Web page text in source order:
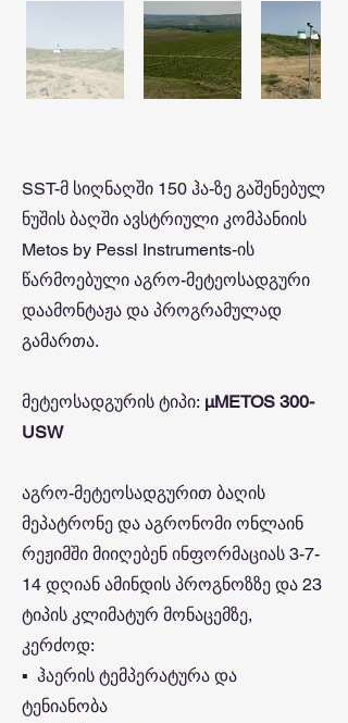
SST-მ სიღნაღში 150 ჰა-ზე გაშენებულ
ნუშის ბაღში ავსტრიული კომპანიის
Metos by Pessl Instruments-ის
წარმოებული აგრო-მეტეოსადგური
დაამონტაჟა და პროგრამულად
გამართა.
მეტეოსადგურის ტიპი: μMETOS 300-
USW
აგრო-მეტეოსადგურით ბაღის
მეპატრონე და აგრონომი ონლაინ
რეჟიმში მიიღებენ ინფორმაციას 3-7-
14 დღიან ამინდის პროგნოზზე და 23
ტიპის კლიმატურ მონაცემზე,
კერძოდ:
▪️ ჰაერის ტემპერატურა და
ტენიანობა